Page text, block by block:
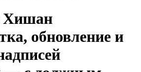
Хишан
обновление и